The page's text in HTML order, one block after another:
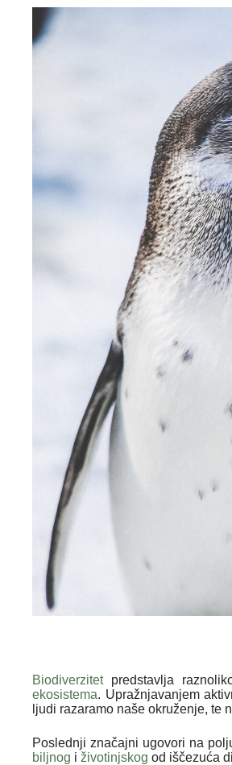
Biodiverzitetpredstavlja
ekosistema. Upražnjavanjem
ljudi razaramo naše okruženje, te
Poslednji značajni ugovori na
biljnog i životinjskog od iščezuća